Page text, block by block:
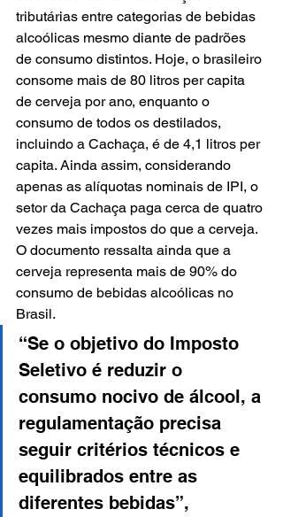
tributárias entre categorias de bebidas
alcoólicas mesmo diante de padrões
de consumo distintos. Hoje, o brasileiro
consome mais de 80 litros per capita
de cerveja por ano, enquanto o
consumo de todos os destilados,
incluindo a Cachaça, é de 4,1 litros per
capita. Ainda assim, considerando
apenas as alíquotas nominais de IPI, o
setor da Cachaça paga cerca de quatro
vezes mais impostos do que a cerveja.
O documento ressalta ainda que a
cerveja representa mais de 90% do
consumo de bebidas alcoólicas no
Brasil.
“Se o objetivo do Imposto
Seletivo é reduzir o
consumo nocivo de álcool, a
regulamentação precisa
seguir critérios técnicos e
equilibrados entre as
diferentes bebidas”,